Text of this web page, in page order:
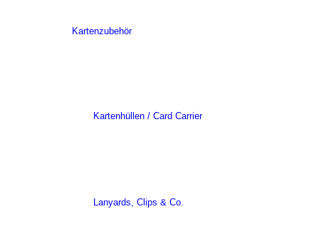
Kartenzubehör
Kartenhüllen / Card Carrier
Lanyards, Clips & Co.